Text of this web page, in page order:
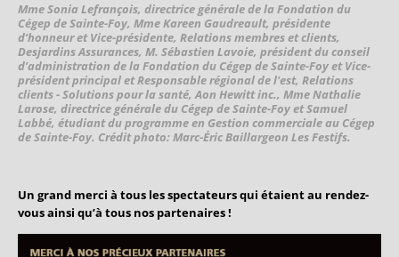
Mme Sonia Lefrançois, directrice générale de la Fondation du
Cégep de Sainte-Foy, Mme Kareen Gaudreault, présidente
d’honneur et Vice-présidente, Relations membres et clients,
Desjardins Assurances, M. Sébastien Lavoie, président du conseil
d’administration de la Fondation du Cégep de Sainte-Foy et Vice-
président principal et Responsable régional de l'est, Relations
clients - Solutions pour la santé, Aon Hewitt inc., Mme Nathalie
Larose, directrice générale du Cégep de Sainte-Foy et Samuel
Labbé, étudiant du programme en Gestion commerciale au Cégep
de Sainte-Foy. Crédit photo: Marc-Éric Baillargeon Les Festifs.
Un grand merci à tous les spectateurs qui étaient au rendez-
vous ainsi qu’à tous nos partenaires !